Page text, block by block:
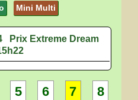
Mini Multi
Prix Extreme Dream
5 6 7 8